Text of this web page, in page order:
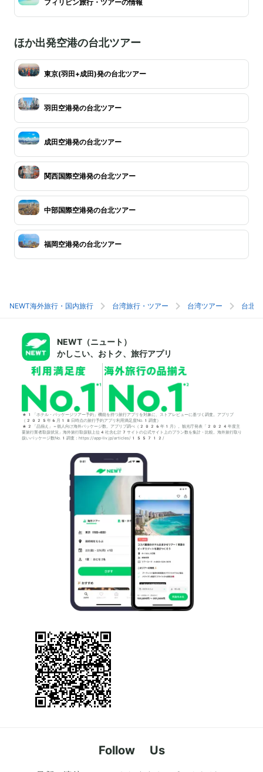
フィリピン旅行・ツアーの情報
ほか出発空港の台北ツアー
東京(羽田+成田)発の台北ツアー
羽田空港発の台北ツアー
成田空港発の台北ツアー
関西国際空港発の台北ツアー
中部国際空港発の台北ツアー
福岡空港発の台北ツアー
NEWT海外旅行・国内旅行 台湾旅行・ツアー 台湾ツアー 台北
NEWT（ニュート）
かしこい、おトク、旅行アプリ
*1「ホテル・パッケージツアー予約」機能を持つ旅行アプリを対象に、ストアレビューに基づく調査。アプリブ
（2025年6月18日時点の旅行予約アプリ利用満足度No.1調査）
*2「品揃え」＝個人向け海外パッケージ数。アプリブ調べ（2026年1月）。観光庁発表「2024年度主
要旅行業者取扱状況」海外旅行取扱額上位4社含む計7サイトの公式サイト上のプラン数を集計・比較。海外旅行取り
扱いパッケージ数No.1調査：https://app-liv.jp/articles/155712/
Follow Us